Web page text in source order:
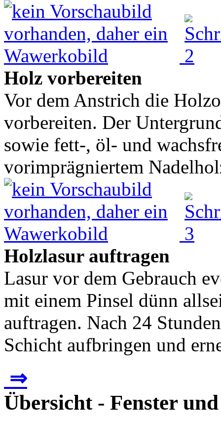
Holz vorbereiten
Vor dem Anstrich die
vorbereiten. Der
sowie fett-, öl- und
vorimprägniertem
Holzlasur auftragen
Lasur vor dem Gebrauch
mit einem Pinsel dünn
auftragen. Nach 24
Schicht aufbringen und
⇒
Übersicht - Fenster